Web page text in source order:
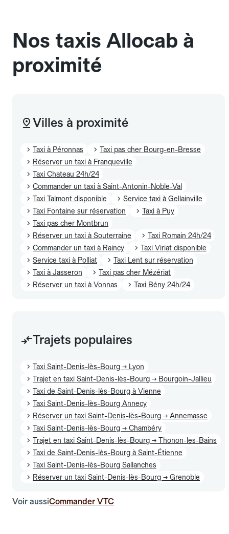
Nos taxis Allocab à
proximité
Villes à proximité
Taxi à Péronnas
Taxi pas cher Bourg-en-Bresse
Réserver un taxi à Franqueville
Taxi Chateau 24h/24
Commander un taxi à Saint-Antonin-Noble-Val
Taxi Talmont disponible
Service taxi à Gellainville
Taxi Fontaine sur réservation
Taxi à Puy
Taxi pas cher Montbrun
Réserver un taxi à Souterraine
Taxi Romain 24h/24
Commander un taxi à Raincy
Taxi Viriat disponible
Service taxi à Polliat
Taxi Lent sur réservation
Taxi à Jasseron
Taxi pas cher Mézériat
Réserver un taxi à Vonnas
Taxi Bény 24h/24
Trajets populaires
Taxi Saint-Denis-lès-Bourg → Lyon
Trajet en taxi Saint-Denis-lès-Bourg → Bourgoin-Jallieu
Taxi de Saint-Denis-lès-Bourg à Vienne
Taxi Saint-Denis-lès-Bourg Annecy
Réserver un taxi Saint-Denis-lès-Bourg → Annemasse
Taxi Saint-Denis-lès-Bourg → Chambéry
Trajet en taxi Saint-Denis-lès-Bourg → Thonon-les-Bains
Taxi de Saint-Denis-lès-Bourg à Saint-Étienne
Taxi Saint-Denis-lès-Bourg Sallanches
Réserver un taxi Saint-Denis-lès-Bourg → Grenoble
Voir aussiCommander VTC